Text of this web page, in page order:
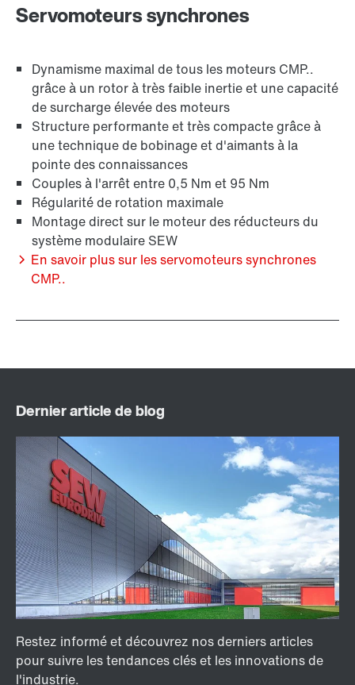
Servomoteurs synchrones
Dynamisme maximal de tous les moteurs CMP..
grâce à un rotor à très faible inertie et une capacité
de surcharge élevée des moteurs
Structure performante et très compacte grâce à
une technique de bobinage et d'aimants à la
pointe des connaissances
Couples à l'arrêt entre 0,5 Nm et 95 Nm
Régularité de rotation maximale
Montage direct sur le moteur des réducteurs du
système modulaire SEW
En savoir plus sur les servomoteurs synchrones
CMP..